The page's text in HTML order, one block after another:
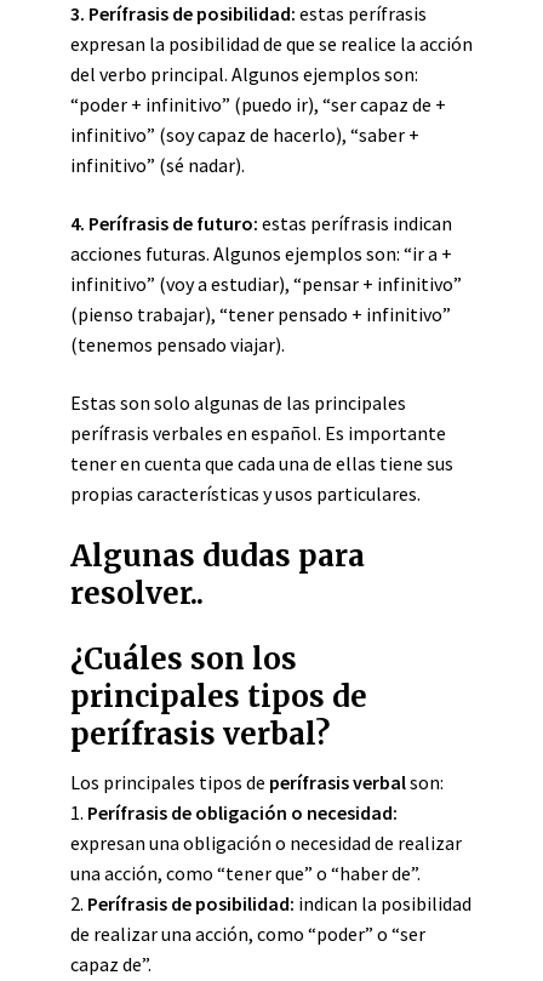
3. Perífrasis de posibilidad: estas perífrasis
expresan la posibilidad de que se realice la acción
del verbo principal. Algunos ejemplos son:
“poder + infinitivo” (puedo ir), “ser capaz de +
infinitivo” (soy capaz de hacerlo), “saber +
infinitivo” (sé nadar).
4. Perífrasis de futuro: estas perífrasis indican
acciones futuras. Algunos ejemplos son: “ir a +
infinitivo” (voy a estudiar), “pensar + infinitivo”
(pienso trabajar), “tener pensado + infinitivo”
(tenemos pensado viajar).
Estas son solo algunas de las principales
perífrasis verbales en español. Es importante
tener en cuenta que cada una de ellas tiene sus
propias características y usos particulares.
Algunas dudas para
resolver..
¿Cuáles son los
principales tipos de
perífrasis verbal?
Los principales tipos de perífrasis verbalson:
1. Perífrasis de obligación o necesidad:
expresan una obligación o necesidad de realizar
una acción, como “tener que” o “haber de”.
2. Perífrasis de posibilidad: indican la posibilidad
de realizar una acción, como “poder” o “ser
capaz de”.